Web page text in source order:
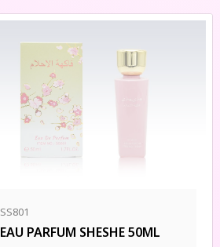
SS801
EAU PARFUM SHESHE 50ML